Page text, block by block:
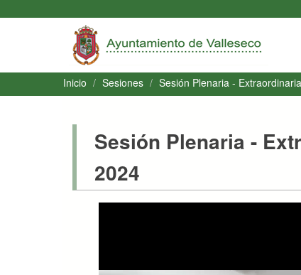
Inicio Sesiones Sesión Plenaria -
Sesión Plenaria -
2024